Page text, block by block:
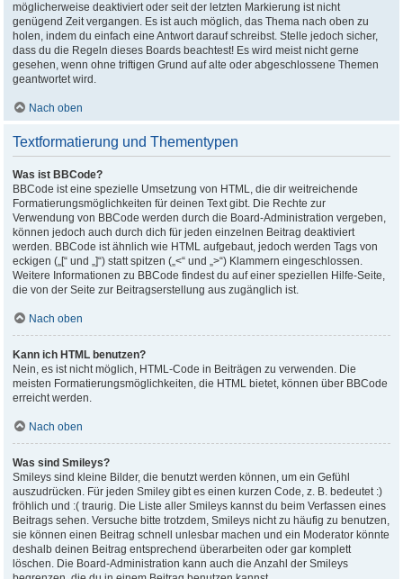
möglicherweise deaktiviert oder seit der letzten Markierung ist nicht
genügend Zeit vergangen. Es ist auch möglich, das Thema nach oben zu
holen, indem du einfach eine Antwort darauf schreibst. Stelle jedoch sicher,
dass du die Regeln dieses Boards beachtest! Es wird meist nicht gerne
gesehen, wenn ohne triftigen Grund auf alte oder abgeschlossene Themen
geantwortet wird.
Nach oben
Textformatierung und Thementypen
Was ist BBCode?
BBCode ist eine spezielle Umsetzung von HTML, die dir weitreichende
Formatierungsmöglichkeiten für deinen Text gibt. Die Rechte zur
Verwendung von BBCode werden durch die Board-Administration vergeben,
können jedoch auch durch dich für jeden einzelnen Beitrag deaktiviert
werden. BBCode ist ähnlich wie HTML aufgebaut, jedoch werden Tags von
eckigen („[“ und „]“) statt spitzen („<“ und „>“) Klammern eingeschlossen.
Weitere Informationen zu BBCode findest du auf einer speziellen Hilfe-Seite,
die von der Seite zur Beitragserstellung aus zugänglich ist.
Nach oben
Kann ich HTML benutzen?
Nein, es ist nicht möglich, HTML-Code in Beiträgen zu verwenden. Die
meisten Formatierungsmöglichkeiten, die HTML bietet, können über BBCode
erreicht werden.
Nach oben
Was sind Smileys?
Smileys sind kleine Bilder, die benutzt werden können, um ein Gefühl
auszudrücken. Für jeden Smiley gibt es einen kurzen Code, z. B. bedeutet :)
fröhlich und :( traurig. Die Liste aller Smileys kannst du beim Verfassen eines
Beitrags sehen. Versuche bitte trotzdem, Smileys nicht zu häufig zu benutzen,
sie können einen Beitrag schnell unlesbar machen und ein Moderator könnte
deshalb deinen Beitrag entsprechend überarbeiten oder gar komplett
löschen. Die Board-Administration kann auch die Anzahl der Smileys